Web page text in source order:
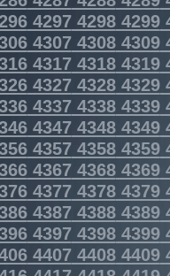
429742984299
430743084309
4317 43184319
4327 43284329
4337 43384339
434743484349
435743584359
4367 43684369
4377 43784379
4387 43884389
4397 43984399
4407 44084409